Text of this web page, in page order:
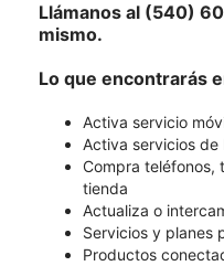
Llámanos al (540)
mismo.
Lo que encontrarás
Activa servicio
Activa servicios
Compra teléfonos,
tienda
Actualiza o
Servicios y planes
Productos